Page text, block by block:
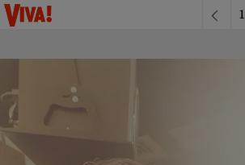
1